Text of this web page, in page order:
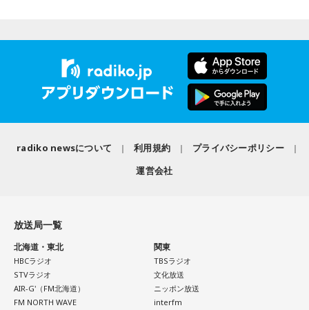
1966年生まれの福田正博さんは、日本人初のJリーグ得点王に
輝き、Jリーグ通算228試合出場93得点を挙げ、日本代表では
45試合出場で9ゴールを記録するなど活躍を見せ、1993年に
はW杯アジア地区最終予選にも出場しました。2002年に現役
を引退した後は、サッカー解説者としてメディアでの活動の
ほか、講演会やサッカー教室をおこなうなど、自身の経験を
は日本がボールを持つ時間もありました。しかし、後半に入
込まれてしまった。試合のなかで具体的な戦術が打ち出せな
かったと考えると、（選手のなかに）もう少し具体的な戦略
を示す人、ブレーンが必要なのかなと素人目には思ってしま
うのですが……。
radiko newsについて 利用規約
プライバシーポリシー
運営会社
放送局一覧
北海道・東北
HBCラジオ
STVラジオ
AIR-G'（FM北海道）
FM NORTH WAVE
関東
TBSラジオ
文化放送
ニッポン放送
interfm